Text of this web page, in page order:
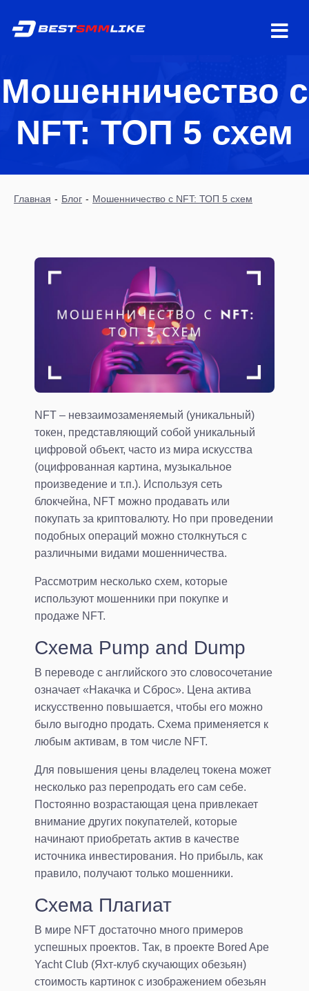
Мошенничество с
NFT: ТОП 5 схем
Главная - Блог - Мошенничество с NFT: ТОП 5 схем
NFT – невзаимозаменяемый (уникальный)
токен, представляющий собой уникальный
цифровой объект, часто из мира искусства
(оцифрованная картина, музыкальное
произведение и т.п.). Используя сеть
блокчейна, NFT можно продавать или
покупать за криптовалюту. Но при проведении
подобных операций можно столкнуться с
различными видами мошенничества.
Рассмотрим несколько схем, которые
используют мошенники при покупке и
продаже NFT.
Схема Pump and Dump
В переводе с английского это словосочетание
означает «Накачка и Сброс». Цена актива
искусственно повышается, чтобы его можно
было выгодно продать. Схема применяется к
любым активам, в том числе NFT.
Для повышения цены владелец токена может
несколько раз перепродать его сам себе.
Постоянно возрастающая цена привлекает
внимание других покупателей, которые
начинают приобретать актив в качестве
источника инвестирования. Но прибыль, как
правило, получают только мошенники.
Схема Плагиат
В мире NFT достаточно много примеров
успешных проектов. Так, в проекте Bored Ape
Yacht Club (Яхт-клуб скучающих обезьян)
стоимость картинок с изображением обезьян